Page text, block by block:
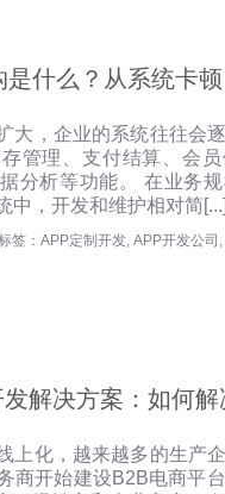
什么？从系统卡
思路
大，企业的系统往往会
管理、支付结算、会
分析等功能。 在业务
中，开发和维护相对简[...]
签：APP定制开发,APP开发公司 ,
解决方案：如何
链管理难题？
上化，越来越多的生产企
商开始建设B2B电商平